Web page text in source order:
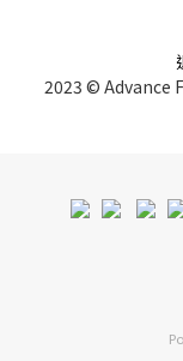
2023 © Advance